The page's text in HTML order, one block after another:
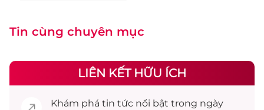
Tin cùng chuyên mục
LIÊN KẾT HỮU ÍCH
Khám phá tin tức nổi bật trong ngày